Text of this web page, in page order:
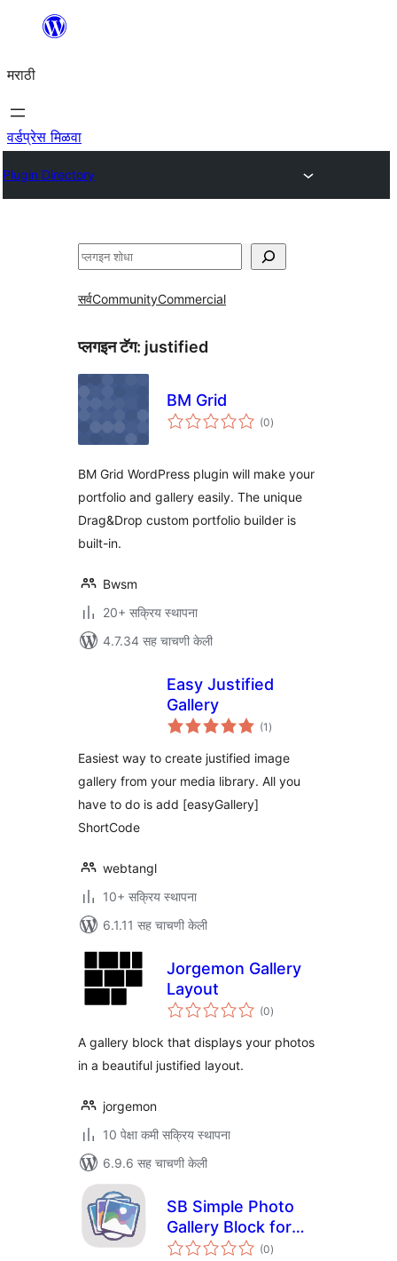
सामुग्रीवर
मराठी
वर्डप्रेस मिळवा
Plugin Directory
शोधा
सर्वCommunityCommercial
प्लगइन टॅग: justified
BM Grid
(0एकूण
मूल्यांकन
)
BM Grid WordPress plugin will make your
portfolio and gallery easily. The unique
Drag&Drop custom portfolio builder is
built-in.
Bwsm
20+ सक्रिय स्थापना
4.7.34 सह चाचणी केली
Easy Justified
Gallery
(1 एकूण
मूल्यांकन
)
Easiest way to create justified image
gallery from your media library. All you
have to do is add [easyGallery]
ShortCode
webtangl
10+ सक्रिय स्थापना
6.1.11 सह चाचणी केली
Jorgemon Gallery
Layout
(0एकूण
मूल्यांकन
)
A gallery block that displays your photos
in a beautiful justified layout.
jorgemon
10 पेक्षा कमी सक्रिय स्थापना
6.9.6 सह चाचणी केली
SB Simple Photo
Gallery Block for
Gutenberg
(0एकूण
मूल्यांकन
)